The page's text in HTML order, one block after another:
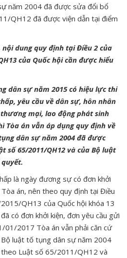
năm 2004 đã được sửa đổi bổ
QH12 đã được viện dẫn tại điểm
dung quy định tại Điều 2 của
của Quốc hội cần được hiểu
dân sự năm 2015 có hiệu lực thi
yêu cầu về dân sự, hôn nhân
mại, lao động phát sinh
Tòa án vẫn áp dụng quy định về
dân sự năm 2004 đã được
số 65/2011/QH12 và của Bộ luật
là ngày đương sự có đơn khởi
án, nên theo quy định tại Điều
QH13 của Quốc hội khóa 13
có đơn khởi kiện, đơn yêu cầu gửi
01/2017 Tòa án vẫn phải căn cứ
luật tố tụng dân sự năm 2004
Luật số 65/2011/QH12 và